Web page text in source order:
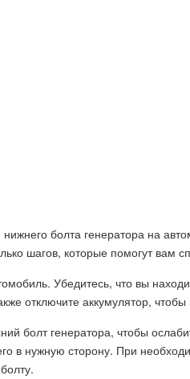
болта генератора на
шагов, которые помогут вам
Убедитесь, что вы
отключите аккумулятор,
болт генератора, чтобы
в нужную сторону. При